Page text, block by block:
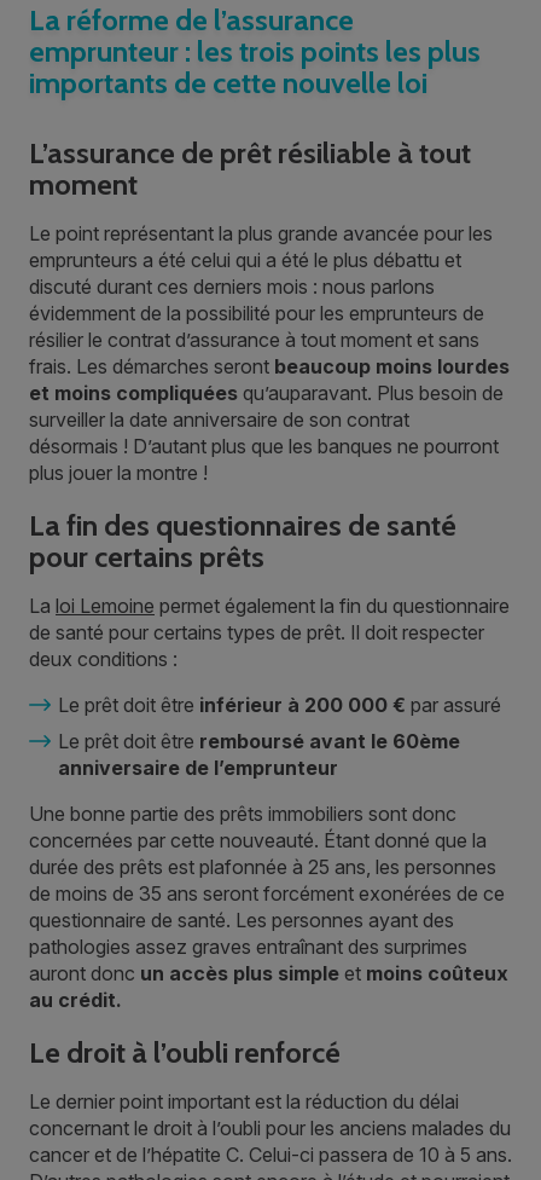
La réforme de l’assurance
emprunteur : les trois points les plus
importants de cette nouvelle loi
L’assurance de prêt résiliable à tout
moment
Le point représentant la plus grande avancée pour les
emprunteurs a été celui qui a été le plus débattu et
discuté durant ces derniers mois : nous parlons
évidemment de la possibilité pour les emprunteurs de
résilier le contrat d’assurance à tout moment et sans
frais. Les démarches seront beaucoup moins lourdes
et moins compliquées qu’auparavant. Plus besoin de
surveiller la date anniversaire de son contrat
désormais ! D’autant plus que les banques ne pourront
plus jouer la montre !
La fin des questionnaires de santé
pour certains prêts
La loi Lemoine permet également la fin du questionnaire
de santé pour certains types de prêt. Il doit respecter
deux conditions :
Le prêt doit être inférieur à 200 000 € par assuré
Le prêt doit être remboursé avant le 60ème
anniversaire de l’emprunteur
Une bonne partie des prêts immobiliers sont donc
concernées par cette nouveauté. Étant donné que la
durée des prêts est plafonnée à 25 ans, les personnes
de moins de 35 ans seront forcément exonérées de ce
questionnaire de santé. Les personnes ayant des
pathologies assez graves entraînant des surprimes
auront donc un accès plus simple et moins coûteux
au crédit.
Le droit à l’oubli renforcé
Le dernier point important est la réduction du délai
concernant le droit à l’oubli pour les anciens malades du
cancer et de l’hépatite C. Celui-ci passera de 10 à 5 ans.